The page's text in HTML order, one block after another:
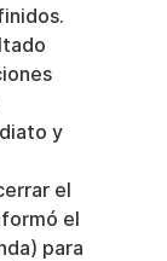
y
el
el
para